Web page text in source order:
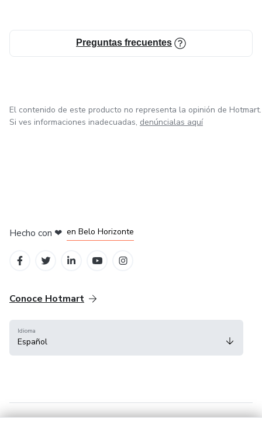
Preguntas frecuentes
El contenido de este producto no representa la opinión de Hotmart.
Si ves informaciones inadecuadas, denúncialas aquí
Hecho con ❤ en Belo Horizonte
Conoce Hotmart
Idioma
Español